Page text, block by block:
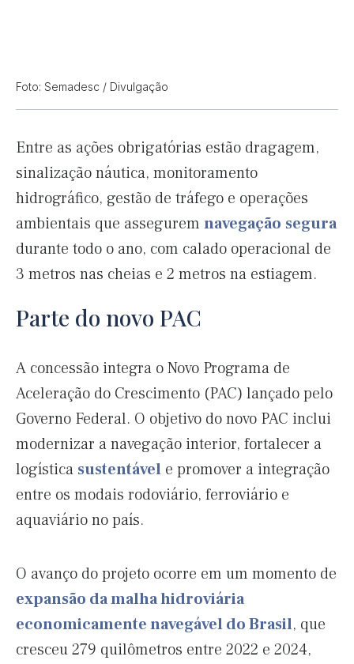
Foto: Semadesc / Divulgação
Entre as ações obrigatórias estão dragagem,
sinalização náutica, monitoramento
hidrográfico, gestão de tráfego e operações
ambientais que assegurem navegação segura
durante todo o ano, com calado operacional de
3 metros nas cheias e 2 metros na estiagem.
Parte do novo PAC
A concessão integra o Novo Programa de
Aceleração do Crescimento (PAC) lançado pelo
Governo Federal. O objetivo do novo PAC inclui
modernizar a navegação interior, fortalecer a
logística sustentável e promover a integração
entre os modais rodoviário, ferroviário e
aquaviário no país.
O avanço do projeto ocorre em um momento de
expansão da malha hidroviária
economicamente navegável do Brasil, que
cresceu 279 quilômetros entre 2022 e 2024,